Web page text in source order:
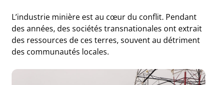
L’industrie minière est au cœur du conflit. Pendant
des années, des sociétés transnationales ont extrait
des ressources de ces terres, souvent au détriment
des communautés locales.